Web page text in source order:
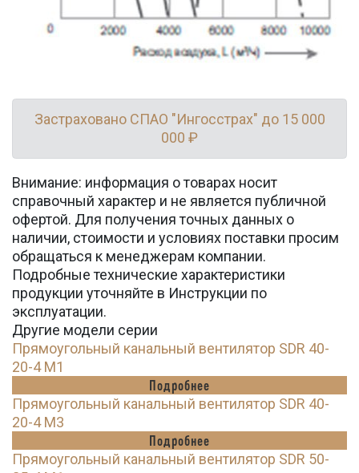
Застраховано СПАО "Ингосстрах" до 15 000
000 ₽
Внимание: информация о товарах носит
справочный характер и не является публичной
офертой. Для получения точных данных о
наличии, стоимости и условиях поставки просим
обращаться к менеджерам компании.
Подробные технические характеристики
продукции уточняйте в Инструкции по
эксплуатации.
Другие модели серии
Прямоугольный канальный вентилятор SDR 40-
20-4 M1
Подробнее
Прямоугольный канальный вентилятор SDR 40-
20-4 M3
Подробнее
Прямоугольный канальный вентилятор SDR 50-